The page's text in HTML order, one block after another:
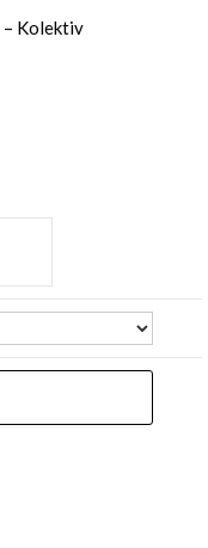
– Kolektiv